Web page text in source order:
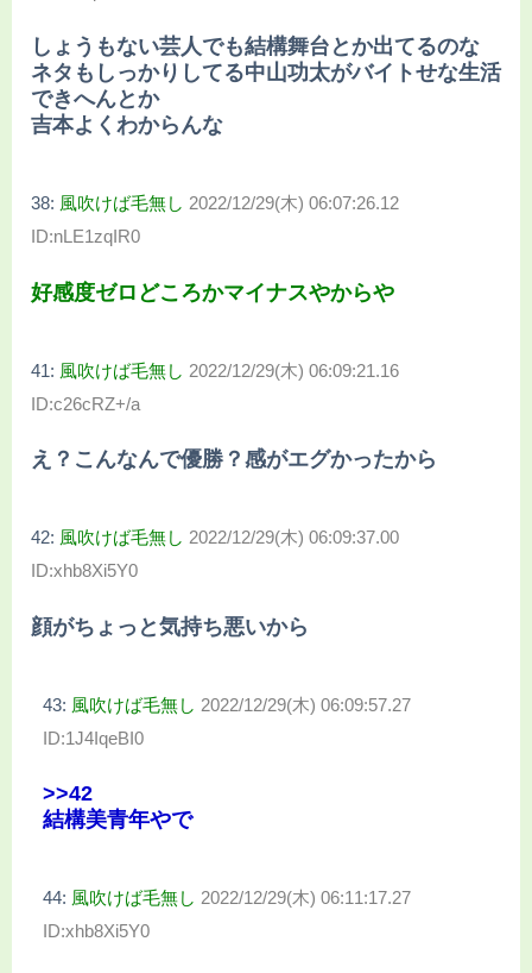
しょうもない芸人でも結構舞台とか出てるのな
ネタもしっかりしてる中山功太がバイトせな生活
できへんとか
吉本よくわからんな
38: 風吹けば毛無し 2022/12/29(木) 06:07:26.12
ID:nLE1zqIR0
好感度ゼロどころかマイナスやからや
41: 風吹けば毛無し 2022/12/29(木) 06:09:21.16
ID:c26cRZ+/a
え？こんなんで優勝？感がエグかったから
42: 風吹けば毛無し 2022/12/29(木) 06:09:37.00
ID:xhb8Xi5Y0
顔がちょっと気持ち悪いから
43: 風吹けば毛無し 2022/12/29(木) 06:09:57.27
ID:1J4IqeBI0
>>42
結構美青年やで
44: 風吹けば毛無し 2022/12/29(木) 06:11:17.27
ID:xhb8Xi5Y0